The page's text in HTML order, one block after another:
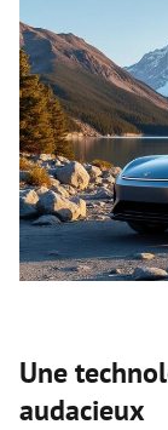
Une
audacieux